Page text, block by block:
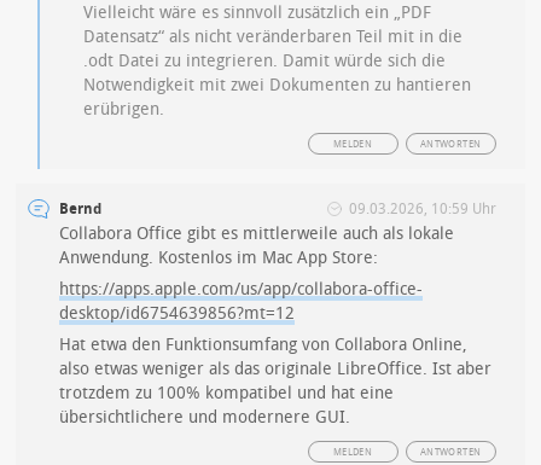
Vielleicht wäre es sinnvoll zusätzlich ein „PDF
Datensatz“ als nicht veränderbaren Teil mit in die
.odt Datei zu integrieren. Damit würde sich die
Notwendigkeit mit zwei Dokumenten zu hantieren
erübrigen.
ANTWORTEN
MELDEN
Bernd 09.03.2026, 10:59 Uhr
Collabora Office gibt es mittlerweile auch als lokale
Anwendung. Kostenlos im Mac App Store:
https://apps.apple.com/us/app/collabora-office-
desktop/id6754639856?mt=12
Hat etwa den Funktionsumfang von Collabora Online,
also etwas weniger als das originale LibreOffice. Ist aber
trotzdem zu 100% kompatibel und hat eine
übersichtlichere und modernere GUI.
ANTWORTEN
MELDEN